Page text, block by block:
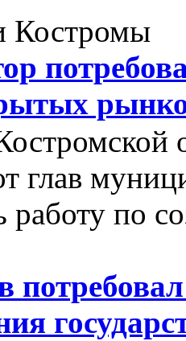
Костромы
глав
работу по